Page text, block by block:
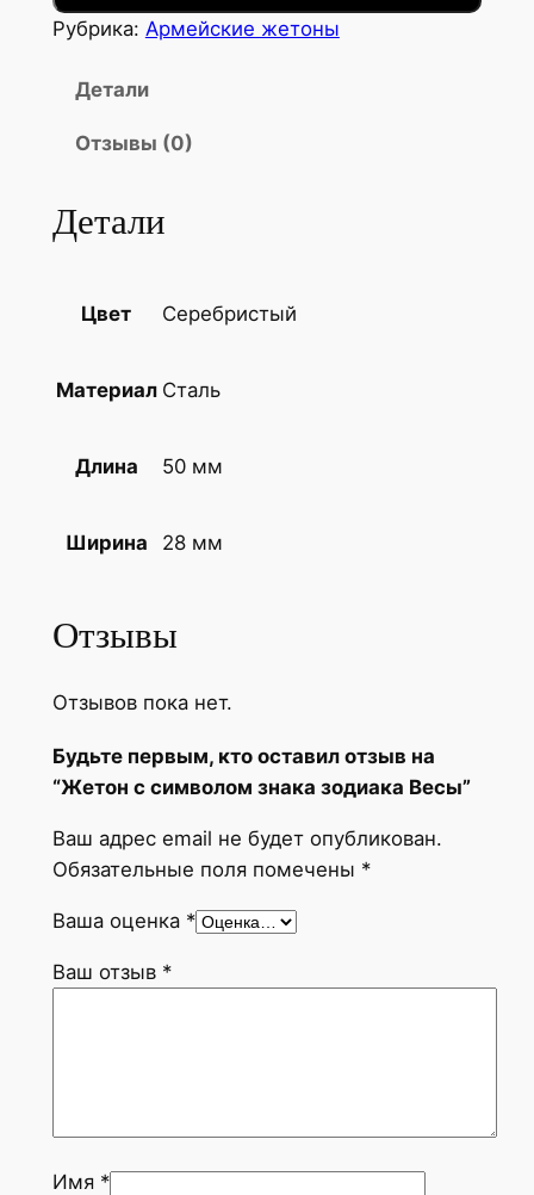
Рубрика: Армейские жетоны
Детали
Отзывы (0)
Детали
Цвет Серебристый
Материал Сталь
Длина 50 мм
Ширина 28 мм
Отзывы
Отзывов пока нет.
Будьте первым, кто оставил отзыв на
“Жетон с символом знака зодиака Весы”
Ваш адрес email не будет опубликован.
Обязательные поля помечены *
Ваша оценка *
Ваш отзыв *
Имя *